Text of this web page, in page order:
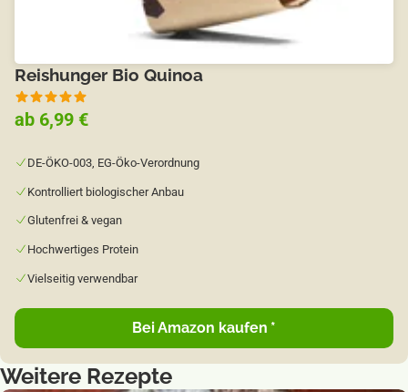
Reishunger Bio Quinoa
ab 6,99 €
DE-ÖKO-003, EG-Öko-Verordnung
Kontrolliert biologischer Anbau
Glutenfrei & vegan
Hochwertiges Protein
Vielseitig verwendbar
Bei Amazon kaufen *
Weitere Rezepte